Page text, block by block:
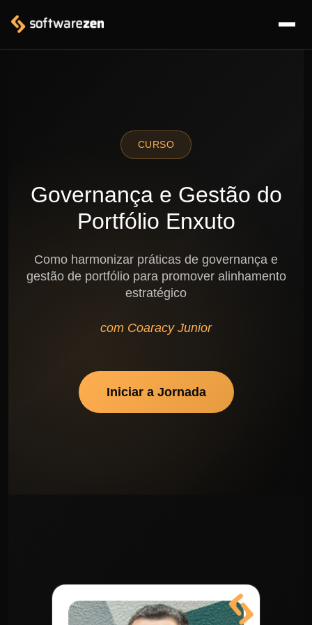
CURSO
Governança e Gestão do
Portfólio Enxuto
Como harmonizar práticas de governança e
gestão de portfólio para promover alinhamento
estratégico
com Coaracy Junior
Iniciar a Jornada